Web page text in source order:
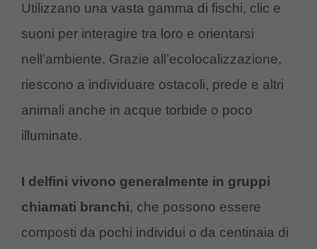
Utilizzano una vasta gamma di fischi, clic e
suoni per interagire tra loro e orientarsi
nell’ambiente. Grazie all’ecolocalizzazione,
riescono a individuare ostacoli, prede e altri
animali anche in acque torbide o poco
illuminate.
I delfini vivono generalmente in gruppi
chiamati branchi, che possono essere
composti da pochi individui o da centinaia di